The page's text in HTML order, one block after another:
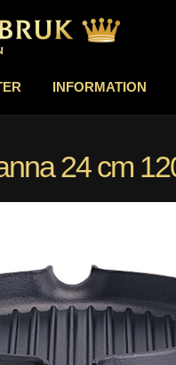
INFORMATION
24 cm